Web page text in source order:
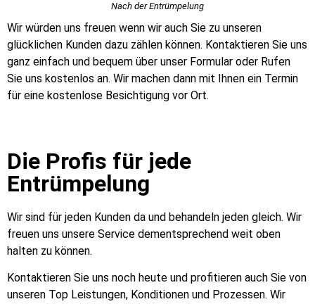
Nach der Entrümpelung
Wir würden uns freuen wenn wir auch Sie zu unseren
glücklichen Kunden dazu zählen können. Kontaktieren Sie uns
ganz einfach und bequem über unser Formular oder Rufen
Sie uns kostenlos an. Wir machen dann mit Ihnen ein Termin
für eine kostenlose Besichtigung vor Ort.
Die Profis für jede
Entrümpelung
Wir sind für jeden Kunden da und behandeln jeden gleich. Wir
freuen uns unsere Service dementsprechend weit oben
halten zu können.
Kontaktieren Sie uns noch heute und profitieren auch Sie von
unseren Top Leistungen, Konditionen und Prozessen. Wir